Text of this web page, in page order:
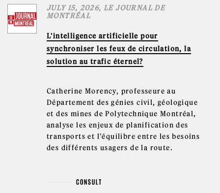
JULY 15, 2026, LE JOURNAL DE
MONTRÉAL
L'intelligence artificielle pour
synchroniser les feux de circulation, la
solution au trafic éternel?
Catherine Morency, professeure au
Département des génies civil, géologique
et des mines de Polytechnique Montréal,
analyse les enjeux de planification des
transports et l’équilibre entre les besoins
des différents usagers de la route.
CONSULT